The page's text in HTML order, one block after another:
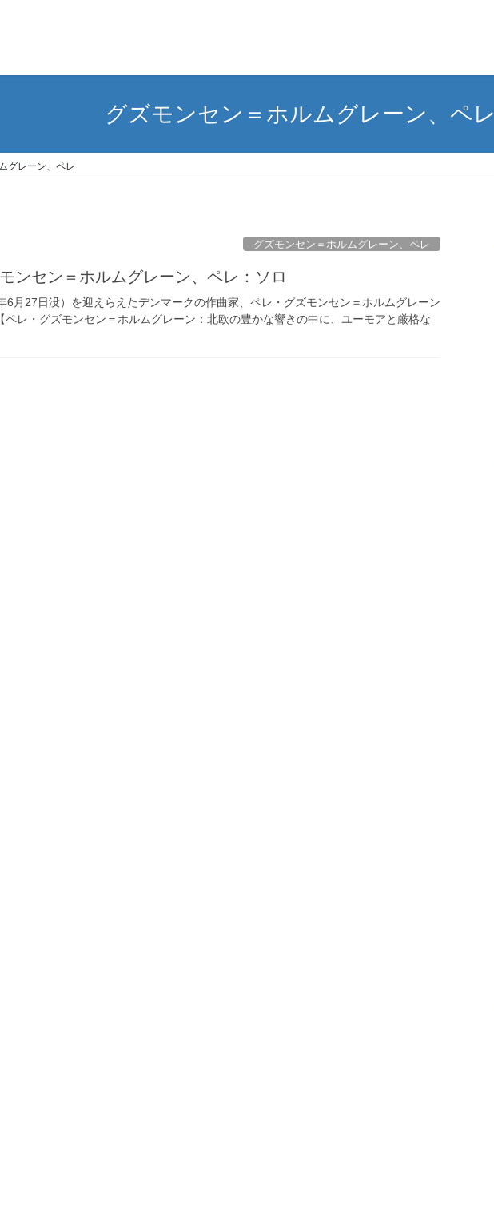
グズモンセン＝ホルムグレーン、ペレ
グレーン、ペレ
グズモンセン＝ホルムグレーン、ペレ
ンセン＝ホルムグレーン、ペレ：ソロ
月27日没）を迎えらえたデンマークの作曲家、ペレ・グズモンセン＝ホルムグレーン
ペレ・グズモンセン＝ホルムグレーン：北欧の豊かな響きの中に、ユーモアと厳格な